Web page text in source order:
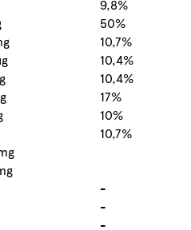
9,8%
50%
10,7%
10,4%
10,4%
17%
10%
10,7%
-
-
-